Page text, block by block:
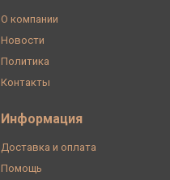
О компании
Новости
Политика
Контакты
Информация
Доставка и оплата
Помощь